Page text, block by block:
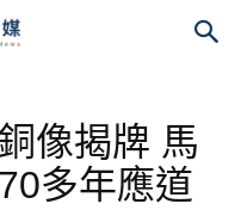
像揭牌 馬
多年應道